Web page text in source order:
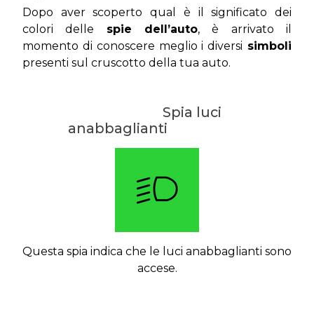
Dopo aver scoperto qual è il significato dei
colori delle spie dell’auto, è arrivato il
momento di conoscere meglio i diversi simboli
presenti sul cruscotto della tua auto.
Spia luci
anabbaglianti
Questa spia indica che le luci anabbaglianti sono
accese.